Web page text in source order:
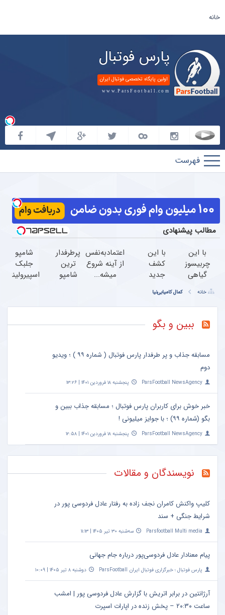
خانه
پارس فوتبال
اولین پایگاه تخصصی فوتبال ایران
www.ParsFootball.com
پارس
فوتبال
مطالب پیشنهادی
با این
چربیسوز
گیاهی
اضافه
وزنت
نباش
(کلیک
سفارش
تخفیف)
با این
کشف
جدید
زیبایی،
تیرگی
پوست
را از
ببرید!
اعتمادبه‌نفس
از آینه شروع
میشه...
پرطرفدار
ترین
شامپو
جلبک رو
شامپو
جلبک
اسپیرولینا،
ریزش
خانه کمال کامیابی‌نیا
ببین و بگو
مسابقه جذاب و پر طرفدار پارس فوتبال ( شماره ۹۹ ) ؛ ویدیو
دوم
ParsFootball NewsAgency پنجشنبه ۱۸ فروردین ۱۴۰۱ | ۱۳:۲۶
خبر خوش برای کاربران پارس فوتبال ؛ مسابقه جذاب ببین و
بگو (شماره ۹۹) ؛ با جوایز میلیونی !
ParsFootball NewsAgency پنجشنبه ۱۸ فروردین ۱۴۰۱ | ۱۲:۵۸
نویسندگان و مقالات
کلیپ واکنش کامران نجف زاده به رفتار عادل فردوسی پور در
شرایط جنگی + سند
Parsfootball Multi media سه‌شنبه ۳۰ تیر ۱۴۰۵ | ۱۱:۱۳
پیام معنادار عادل فردوسی‌پور درباره جام جهانی
پارس فوتبال ؛ خبرگزاری فوتبال ایران ParsFootball دوشنبه ۸ تیر ۱۴۰۵ | ۱۰:۰۹
آرژانتین در برابر اتریش با گزارش عادل فردوسی پور | امشب
ساعت ۲۰:۳۰ – پخش زنده در اپارات اسپرت